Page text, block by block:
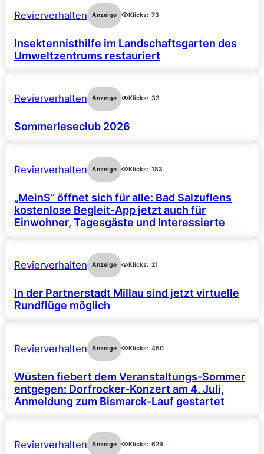
Revierverhalten Anzeige Klicks: 73
Insektennisthilfe im Landschaftsgarten des
Umweltzentrums restauriert
Revierverhalten Anzeige Klicks: 33
Sommerleseclub 2026
Revierverhalten Anzeige Klicks: 183
„MeinS“ öffnet sich für alle: Bad Salzuflens
kostenlose Begleit-App jetzt auch für
Einwohner, Tagesgäste und Interessierte
Revierverhalten Anzeige Klicks: 21
In der Partnerstadt Millau sind jetzt virtuelle
Rundflüge möglich
Revierverhalten Anzeige Klicks: 450
Wüsten fiebert dem Veranstaltungs-Sommer
entgegen: Dorfrocker-Konzert am 4. Juli,
Anmeldung zum Bismarck-Lauf gestartet
Revierverhalten Anzeige Klicks: 629